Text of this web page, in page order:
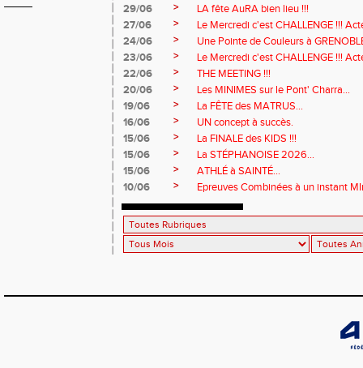
29/06
>
LA fête AuRA bien lieu !!!
27/06
>
Le Mercredi c'est CHALLENGE !!!
24/06
>
Une Pointe de Couleurs à
23/06
>
Le Mercredi c'est CHALLENGE !!!
22/06
>
THE MEETING !!!
20/06
>
Les MINIMES sur le Pont' Charra...
19/06
>
La FÊTE des MATRUS...
16/06
>
UN concept à succès.
15/06
>
La FINALE des KIDS !!!
15/06
>
La STÉPHANOISE 2026...
15/06
>
ATHLÉ à SAINTÉ...
10/06
> Epreuves Combinées à un instant